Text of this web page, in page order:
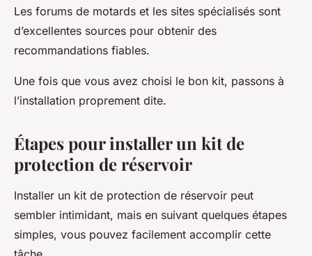
Les forums de motards et les sites spécialisés sont
d’excellentes sources pour obtenir des
recommandations fiables.
Une fois que vous avez choisi le bon kit, passons à
l’installation proprement dite.
Étapes pour installer un kit de
protection de réservoir
Installer un kit de protection de réservoir peut
sembler intimidant, mais en suivant quelques étapes
simples, vous pouvez facilement accomplir cette